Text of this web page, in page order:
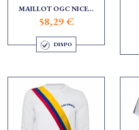
MAILLOT OGC NICE...
58,29 €
DISPO